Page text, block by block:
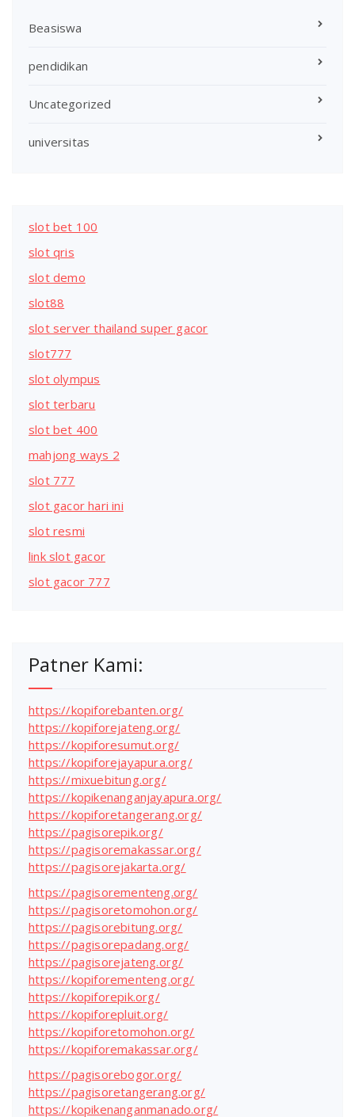
Beasiswa
pendidikan
Uncategorized
universitas
slot bet 100
slot qris
slot demo
slot88
slot server thailand super gacor
slot777
slot olympus
slot terbaru
slot bet 400
mahjong ways 2
slot 777
slot gacor hari ini
slot resmi
link slot gacor
slot gacor 777
Patner Kami:
https://kopiforebanten.org/
https://kopiforejateng.org/
https://kopiforesumut.org/
https://kopiforejayapura.org/
https://mixuebitung.org/
https://kopikenanganjayapura.org/
https://kopiforetangerang.org/
https://pagisorepik.org/
https://pagisoremakassar.org/
https://pagisorejakarta.org/
https://pagisorementeng.org/
https://pagisoretomohon.org/
https://pagisorebitung.org/
https://pagisorepadang.org/
https://pagisorejateng.org/
https://kopiforementeng.org/
https://kopiforepik.org/
https://kopiforepluit.org/
https://kopiforetomohon.org/
https://kopiforemakassar.org/
https://pagisorebogor.org/
https://pagisoretangerang.org/
https://kopikenanganmanado.org/